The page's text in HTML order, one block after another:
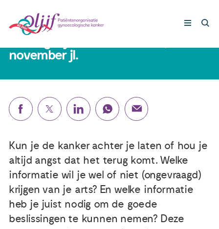
Nieuws
Agenda
Lotgenoten
Leven met/na kanker
Steun ons
14 november 2024
november jl.
Kun je de kanker achter je laten of hou je
altijd angst dat het terug komt. Welke
informatie wil je wel of niet (ongevraagd)
krijgen van je arts? En welke informatie
heb je juist nodig om de goede
beslissingen te kunnen nemen? Deze